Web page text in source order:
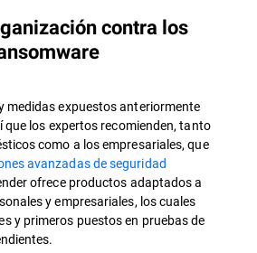
contra los
medidas expuestos anteriormente
que los expertos recomienden, tanto
como a los empresariales, que
avanzadas de seguridad
ofrece productos adaptados a
y empresariales, los cuales
y primeros puestos en pruebas de